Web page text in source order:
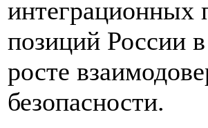
интеграционных
позиций России
росте
безопасности.